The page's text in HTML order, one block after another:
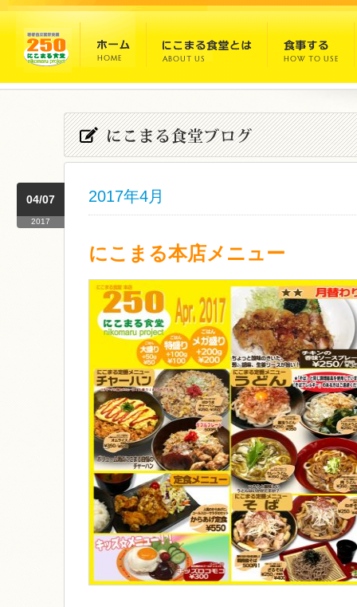
2017年4月
04/07
2017
にこまる本店メニュー